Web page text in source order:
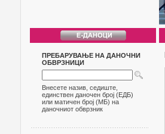
ПРЕБАРУВАЊЕ НА ДАНОЧНИ
ОБВРЗНИЦИ
Внесете назив, седиште,
единствен даночен број (ЕДБ)
или матичен број (МБ) на
даночниот обврзник